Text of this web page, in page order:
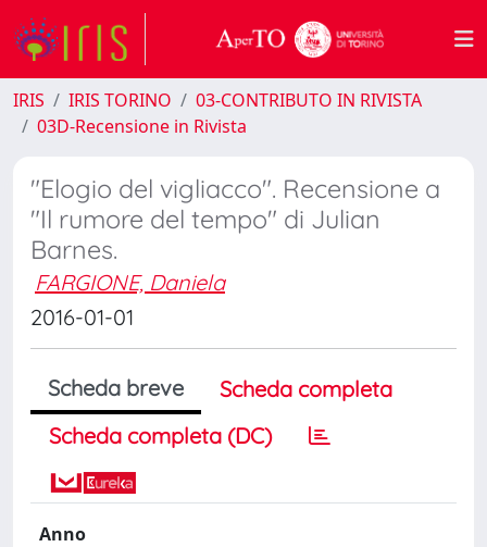
IRIS IRIS TORINO
03-CONTRIBUTO IN RIVISTA
03D-Recensione in Rivista
"Elogio del vigliacco". Recensione a
"Il rumore del tempo" di Julian
Barnes.
FARGIONE, Daniela
2016-01-01
Scheda breve
Scheda completa
Scheda completa (DC)
Anno